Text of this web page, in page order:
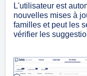
L'utilisateur est
nouvelles mises à
familles et peut les
vérifier les